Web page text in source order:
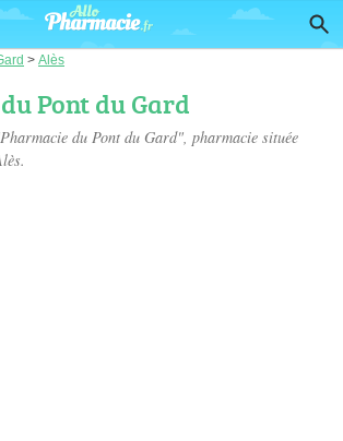
> Alès
Pont du Gard
du Pont du Gard", pharmacie située